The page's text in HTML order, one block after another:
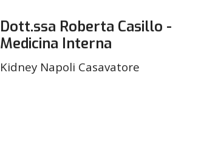
Dott.ssa Roberta Casillo -
Medicina Interna
Kidney Napoli Casavatore